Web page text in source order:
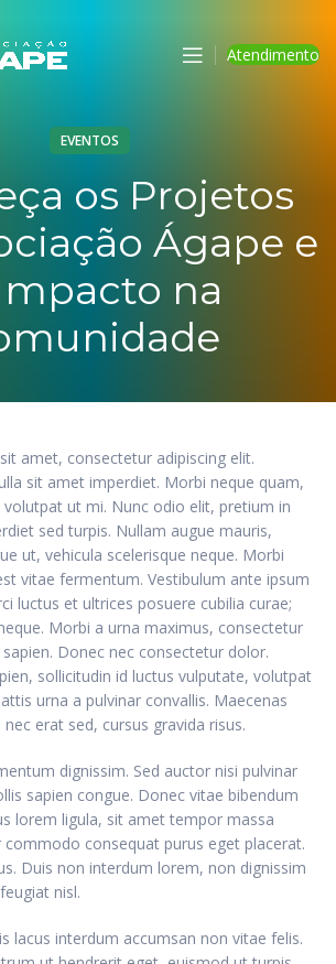
Atendimento
EVENTOS
os Projetos
Ágape e
na
amet, consectetur adipiscing elit.
sit amet imperdiet. Morbi neque quam,
ut mi. Nunc odio elit, pretium in
sed turpis. Nullam augue mauris,
ut, vehicula scelerisque neque. Morbi
vitae fermentum. Vestibulum ante ipsum
luctus et ultrices posuere cubilia curae;
Morbi a urna maximus, consectetur
Donec nec consectetur dolor.
sollicitudin id luctus vulputate, volutpat
urna a pulvinar convallis. Maecenas
erat sed, cursus gravida risus.
dignissim. Sed auctor nisi pulvinar
sapien congue. Donec vitae bibendum
lorem ligula, sit amet tempor massa
commodo consequat purus eget placerat.
Duis non interdum lorem, non dignissim
nisl.
lacus interdum accumsan non vitae felis.